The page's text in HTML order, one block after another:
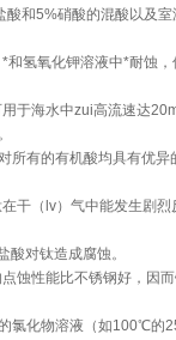
和5%硝酸的混酸以及室
氢氧化钾溶液中*耐蚀
于海水中zui高流速达
有的有机酸均具有优异
干（lv）气中能发生剧
对钛造成腐蚀。
蚀性能比不锈钢好，因
氯化物溶液（如100℃的